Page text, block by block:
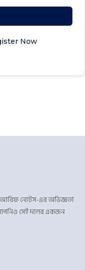
Now
আরিফ নোটস-এর অভিজ্ঞতা
আপনিও সেই দলের একজন